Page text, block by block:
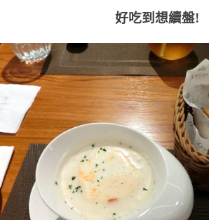
好吃到想續盤!